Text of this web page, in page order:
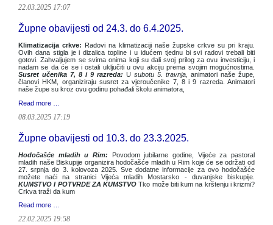
22.03.2025 17:07
Župne obavijesti od 24.3. do 6.4.2025.
Klimatizacija crkve: Radovi na klimatizaciji naše župske crkve su pri kraju.
Ovih dana stigla je i dizalica topline i u idućem tjednu bi svi radovi trebali biti
gotovi. Zahvaljujem se svima onima koji su dali svoj prilog za ovu investiciju, i
nadam se da će se i ostali uključiti u ovu akciju prema svojim mogućnostima.
Susret učenika 7, 8 i 9 razreda: U subotu 5. travnja, animatori naše župe,
članovi HKM, organiziraju susret za vjeroučenike 7, 8 i 9 razreda. Animatori
naše župe su kroz ovu godinu pohađali školu animatora,
Read more …
08.03.2025 17:19
Župne obavijesti od 10.3. do 23.3.2025.
Hodočašće mladih u Rim:
Povodom jubilarne godine, Vijeće za pastoral
mladih naše Biskupije organizira hodočašće mladih u Rim koje će se održati od
27. srpnja do 3. kolovoza 2025. Sve dodatne informacije za ovo hodočašće
možete naći na stranici Vijeća mladih Mostarsko - duvanjske biskupije.
KUMSTVO I POTVRDE ZA KUMSTVOTko može biti kum na krštenju i krizmi?
Crkva traži da kum
Read more …
22.02.2025 19:58